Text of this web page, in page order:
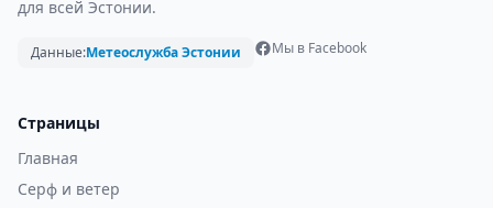
для всей Эстонии.
Данные:Метеослужба Эстонии Мы в Facebook
Страницы
Главная
Серф и ветер